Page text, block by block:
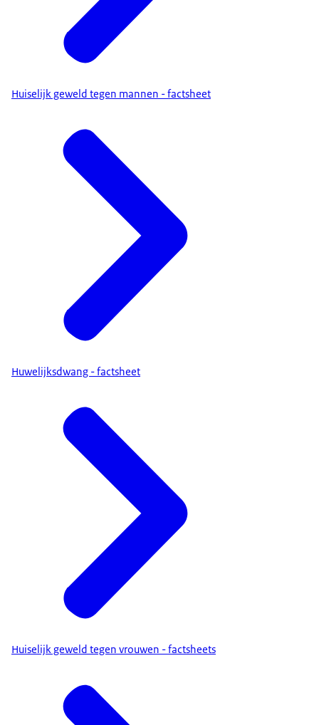
Huiselijk geweld tegen mannen - factsheet
Huwelijksdwang - factsheet
Huiselijk geweld tegen vrouwen - factsheets